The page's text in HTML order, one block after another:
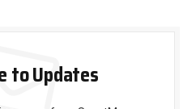
to Updates